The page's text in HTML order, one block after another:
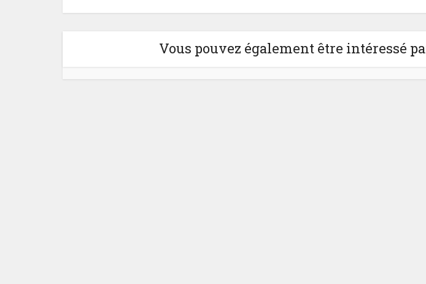
Vous pouvez également être intéressé